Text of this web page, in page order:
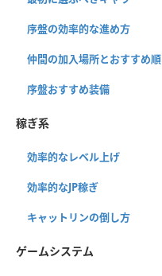
序盤の効率的な進め方
仲間の加入場所とおすすめ順
序盤おすすめ装備
稼ぎ系
効率的なレベル上げ
効率的なJP稼ぎ
キャットリンの倒し方
ゲームシステム